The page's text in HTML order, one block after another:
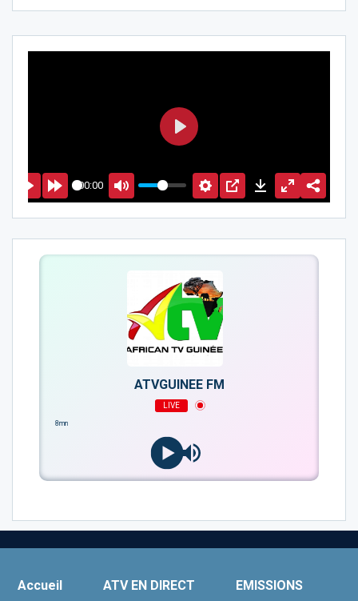
00:00
PLAY
ATVGUINEE FM
LIVE
FINI 30 M 8mn
Accueil ATV EN DIRECT EMISSIONS